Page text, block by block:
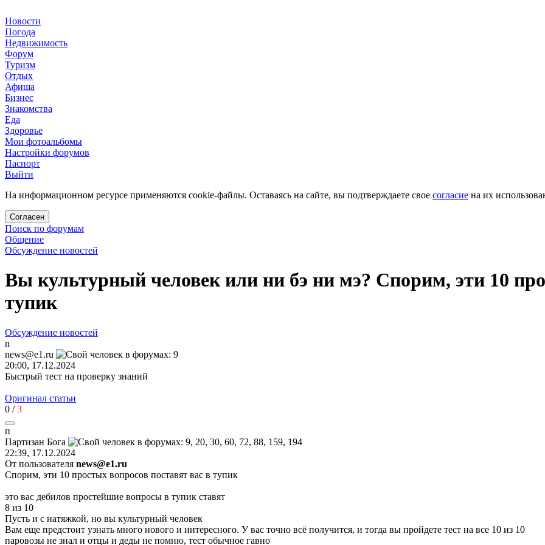
Новости
Погода
Недвижимость
Форум
Туризм
Отдых
Афиша
Бизнес
Знакомства
Еда
Здоровье
Мои фотоальбомы
Настройки форумов
Паспорт
Выйти
На информационном ресурсе применяются cookie-файлы. Оставаясь на сайте, вы подтверждаете свое согласие на их
Согласен
Поиск по форумам
Общение
Обсуждение новостей
Вы культурный человек или ни бэ ни мэ? Спорим, эти 10
тупик
Обсуждение новостей
n
news@e1.ru
20:00, 17.12.2024
Быстрый тест на проверку знаний
Оригинал статьи
0 /3
п
Партизан Бога
22:39, 17.12.2024
От пользователя news@e1.ru
Спорим, эти 10 простых вопросов поставят вас в тупик
это вас дебилов простейшие вопросы в тупик ставят
8 из 10
Пусть и с натяжкой, но вы культурный человек
Вам еще предстоит узнать много нового и интересного. У вас точно всё получится, и тогда вы пройдете тест на все 10 из 10
паровозы не знал и отцы и деды не помню, тест обычное гавно